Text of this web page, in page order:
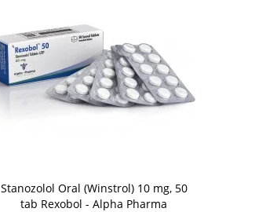
Stanozolol Oral (Winstrol) 10 mg, 50
tab Rexobol - Alpha Pharma